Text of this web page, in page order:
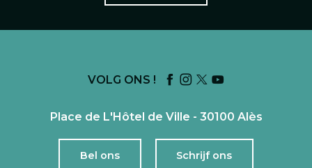
VOLG ONS !
Place de L'Hôtel de Ville - 30100 Alès
Bel ons Schrijf ons